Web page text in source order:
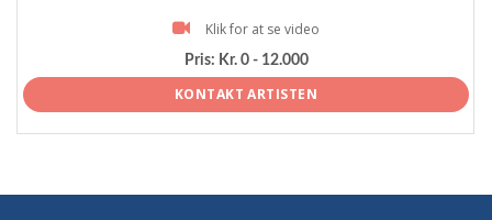
Klik for at se video
Pris: Kr. 0 - 12.000
KONTAKT ARTISTEN